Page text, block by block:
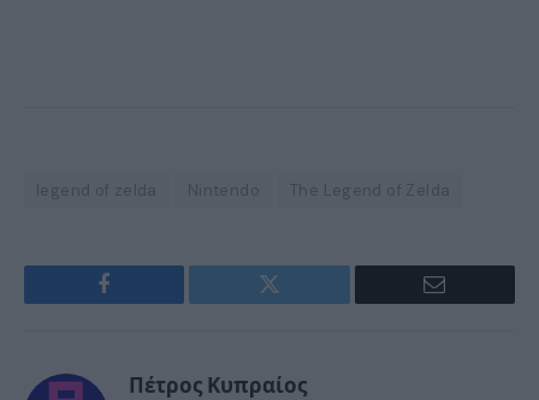
legend of zelda Nintendo The Legend of Zelda
Facebook Twitter Email
Πέτρος Κυπραίος